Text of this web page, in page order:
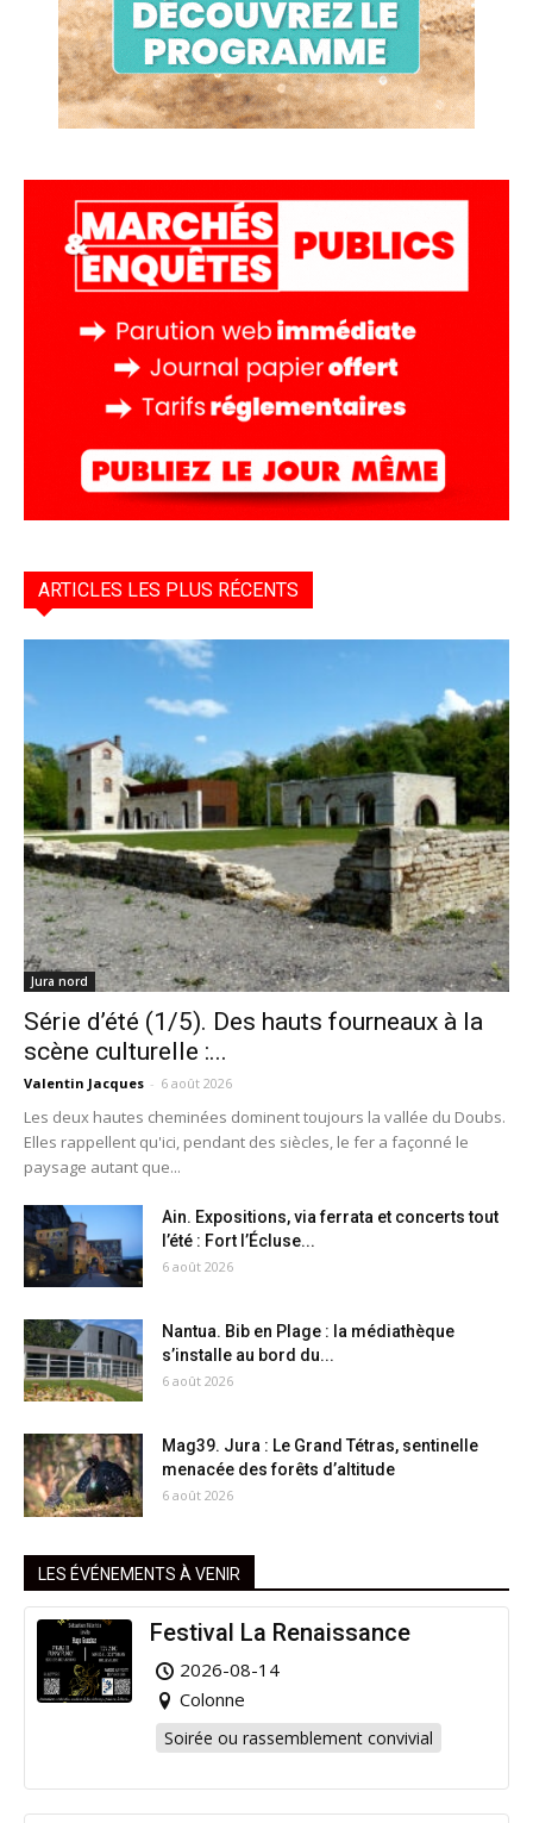
ARTICLES LES PLUS RÉCENTS
Jura nord
Série d’été (1/5). Des hauts fourneaux à la
scène culturelle :...
Valentin Jacques - 6 août 2026
Les deux hautes cheminées dominent toujours la vallée du Doubs.
Elles rappellent qu'ici, pendant des siècles, le fer a façonné le
paysage autant que...
Ain. Expositions, via ferrata et concerts tout
l’été : Fort l’Écluse...
6 août 2026
Nantua. Bib en Plage : la médiathèque
s’installe au bord du...
6 août 2026
Mag39. Jura : Le Grand Tétras, sentinelle
menacée des forêts d’altitude
6 août 2026
LES ÉVÉNEMENTS À VENIR
Festival La Renaissance
2026-08-14
Colonne
Soirée ou rassemblement convivial